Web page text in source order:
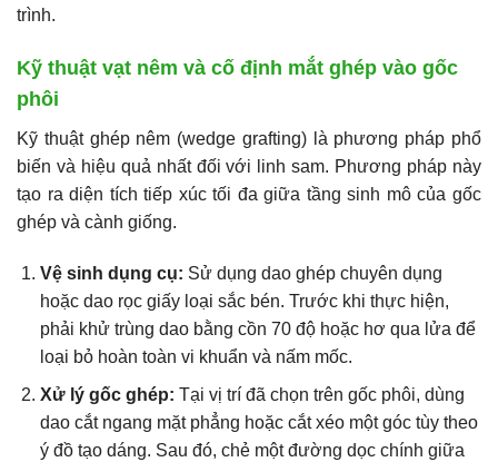
trình.
Kỹ thuật vạt nêm và cố định mắt ghép vào gốc
phôi
Kỹ thuật ghép nêm (wedge grafting) là phương pháp phổ
biến và hiệu quả nhất đối với linh sam. Phương pháp này
tạo ra diện tích tiếp xúc tối đa giữa tầng sinh mô của gốc
ghép và cành giống.
Vệ sinh dụng cụ: Sử dụng dao ghép chuyên dụng
hoặc dao rọc giấy loại sắc bén. Trước khi thực hiện,
phải khử trùng dao bằng cồn 70 độ hoặc hơ qua lửa để
loại bỏ hoàn toàn vi khuẩn và nấm mốc.
Xử lý gốc ghép: Tại vị trí đã chọn trên gốc phôi, dùng
dao cắt ngang mặt phẳng hoặc cắt xéo một góc tùy theo
ý đồ tạo dáng. Sau đó, chẻ một đường dọc chính giữa